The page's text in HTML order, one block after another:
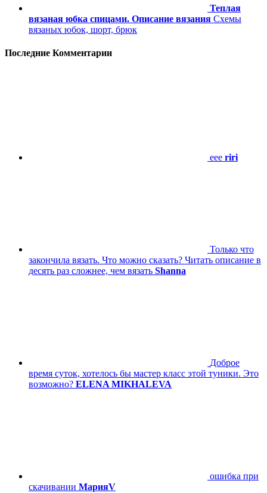
Теплая
вязаная юбка спицами. Описание вязания Схемы
вязаных юбок, шорт, брюк
Последние Комментарии
eee riri
Только что
закончила вязать. Что можно сказать? Читать описание в
десять раз сложнее, чем вязать Shanna
Доброе
время суток, хотелось бы мастер класс этой туники. Это
возможно? ELENA MIKHALEVA
ошибка при
скачивании МарияV